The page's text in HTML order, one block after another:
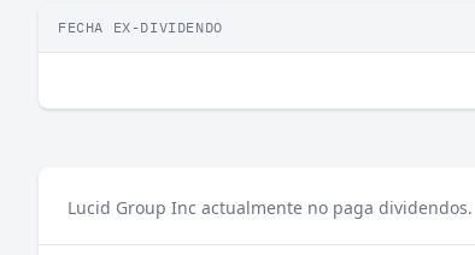
FECHA EX-DIVIDENDO
Lucid Group Inc actualmente no paga dividendos.